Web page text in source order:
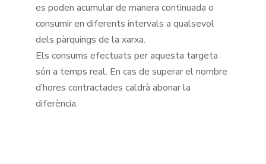
es poden acumular de manera continuada o
consumir en diferents intervals a qualsevol
dels pàrquings de la xarxa.
Els consums efectuats per aquesta targeta
són a temps real. En cas de superar el nombre
d’hores contractades caldrà abonar la
diferència.